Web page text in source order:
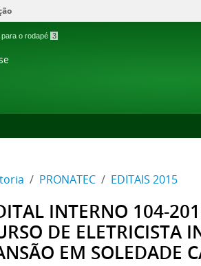
para o rodapé 3
PRONATEC EDITAIS 2015
INTERNO 104-
DE ELETRICISTA
EM SOLEDADE